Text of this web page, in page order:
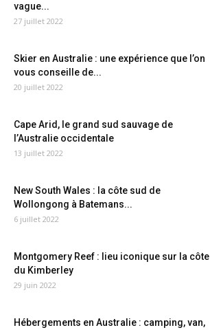
vague...
27 juillet 2022
Skier en Australie : une expérience que l’on
vous conseille de...
20 juillet 2022
Cape Arid, le grand sud sauvage de
l’Australie occidentale
13 juillet 2022
New South Wales : la côte sud de
Wollongong à Batemans...
6 juillet 2022
Montgomery Reef : lieu iconique sur la côte
du Kimberley
29 juin 2022
Hébergements en Australie : camping, van,